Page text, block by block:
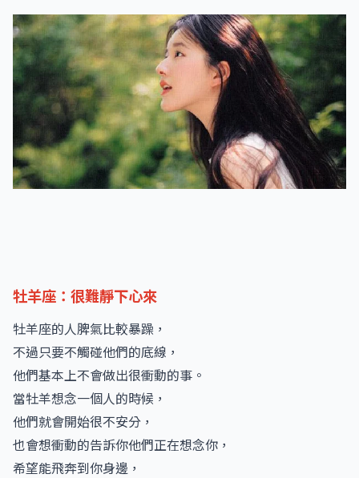
牡羊座：很難靜下心來
牡羊座的人脾氣比較暴躁，
不過只要不觸碰他們的底線，
他們基本上不會做出很衝動的事。
當牡羊想念一個人的時候，
他們就會開始很不安分，
也會想衝動的告訴你他們正在想念你，
希望能飛奔到你身邊，